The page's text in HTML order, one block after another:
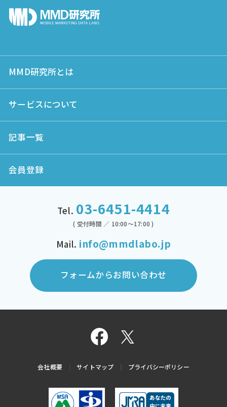
MMD研究所とは
サービスについて
記事一覧
会員登録
Tel. 03-6451-4414
( 受付時間 ／ 10:00～17:00 )
Mail. info@mmdlabo.jp
フォームからお問い合わせ
会社概要 サイトマップ プライバシーポリシー